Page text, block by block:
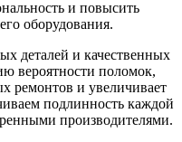
и повысить
оборудования.
деталей и качественных
вероятности поломок,
ремонтов и увеличивает
подлинность каждой
производителями.